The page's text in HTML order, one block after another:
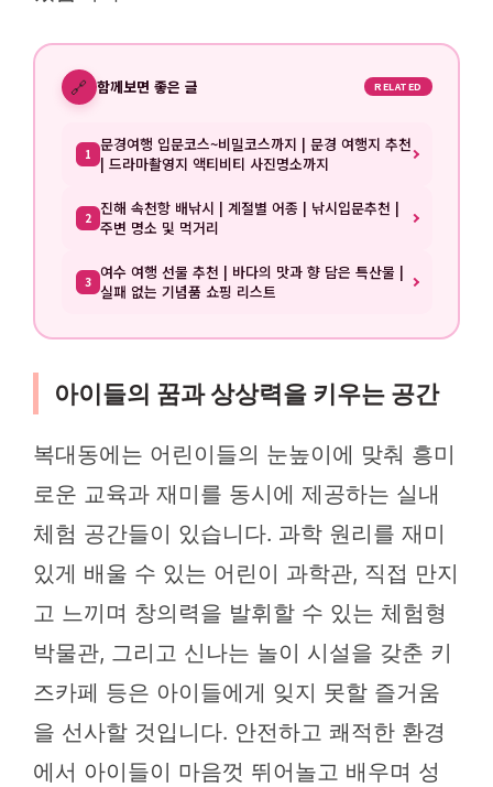
🔗 함께보면 좋은 글 RELATED
1 문경여행 입문코스~비밀코스까지 | 문경 여행지 추천
| 드라마촬영지 액티비티 사진명소까지
2 진해 속천항 배낚시 | 계절별 어종 | 낚시입문추천 |
주변 명소 및 먹거리
3 여수 여행 선물 추천 | 바다의 맛과 향 담은 특산물 |
실패 없는 기념품 쇼핑 리스트
아이들의 꿈과 상상력을 키우는 공간
복대동에는 어린이들의 눈높이에 맞춰 흥미
로운 교육과 재미를 동시에 제공하는 실내
체험 공간들이 있습니다. 과학 원리를 재미
있게 배울 수 있는 어린이 과학관, 직접 만지
고 느끼며 창의력을 발휘할 수 있는 체험형
박물관, 그리고 신나는 놀이 시설을 갖춘 키
즈카페 등은 아이들에게 잊지 못할 즐거움
을 선사할 것입니다. 안전하고 쾌적한 환경
에서 아이들이 마음껏 뛰어놀고 배우며 성